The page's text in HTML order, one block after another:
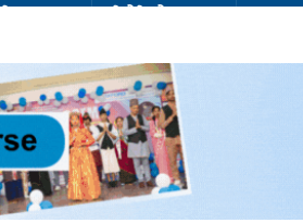
नेपाल
सेरोफेरो